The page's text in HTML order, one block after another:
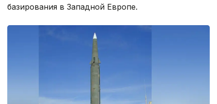
базирования в Западной Европе.